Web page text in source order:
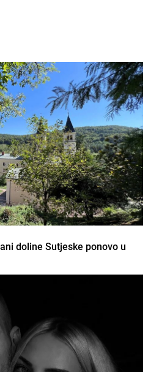
doline Sutjeske ponovo u